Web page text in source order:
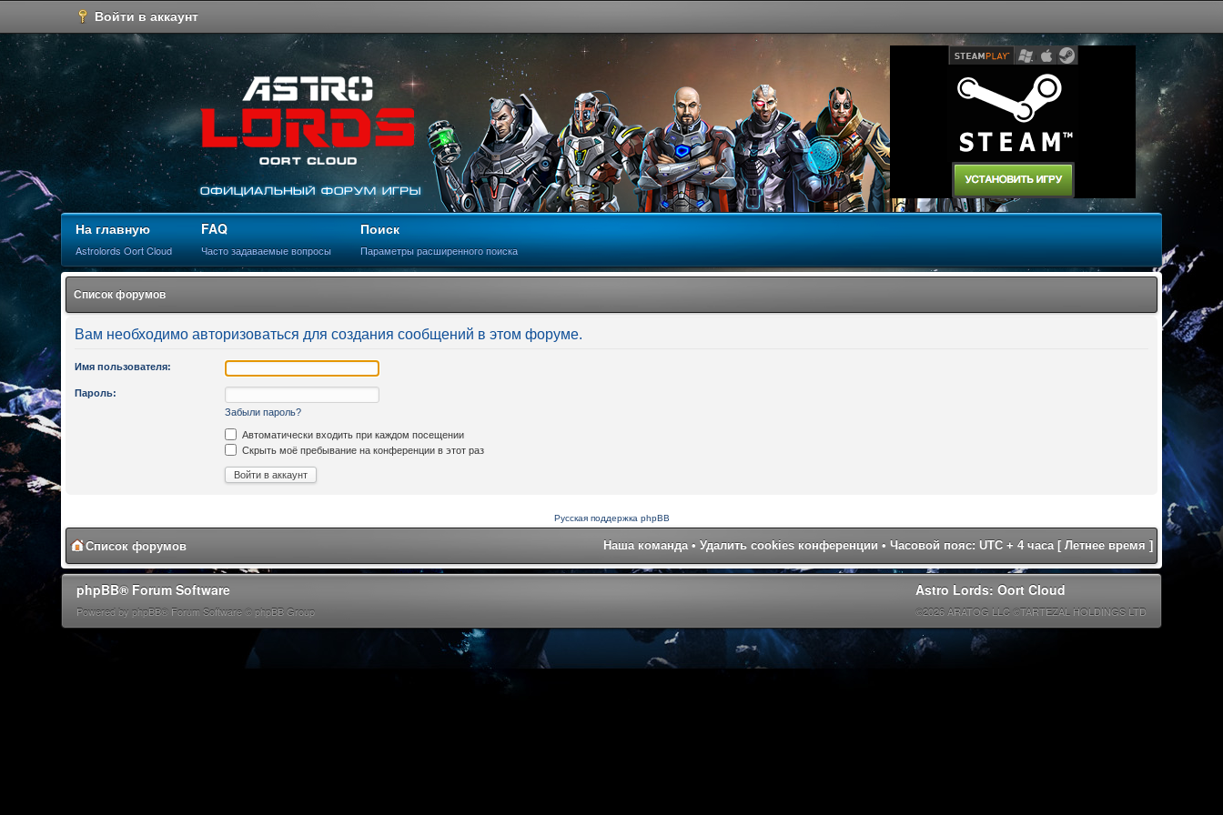
Войти в аккаунт
На главную
Astrolords Oort Cloud
FAQ
Часто задаваемые вопросы
Поиск
Параметры расширенного поиска
Список форумов
Вам необходимо авторизоваться для создания сообщений в этом форуме.
Имя пользователя:
Пароль:
Забыли пароль?
Автоматически входить при каждом посещении
Скрыть моё пребывание на конференции в этот раз
Русская поддержка phpBB
Список форумов Наша команда• Удалить cookies конференции • Часовой пояс: UTC + 4 часа [ Летнее время ]
phpBB® Forum Software
Powered by phpBB® Forum Software © phpBB Group
Astro Lords: Oort Cloud
©2026 ARATOG LLC ©TARTEZAL HOLDINGS LTD